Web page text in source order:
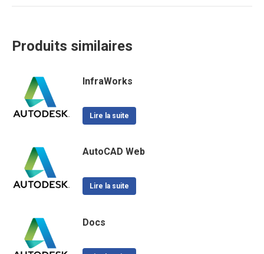
Produits similaires
InfraWorks
Lire la suite
AutoCAD Web
Lire la suite
Docs